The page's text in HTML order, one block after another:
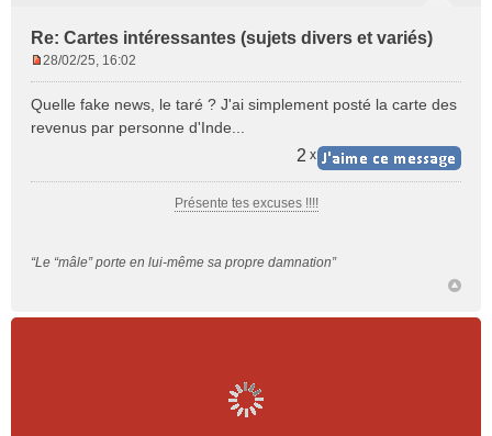
Re: Cartes intéressantes (sujets divers et variés)
s
s
l
28/02/25, 16:02
Quelle fake news, le taré ? J'ai simplement posté la carte des
revenus par personne d'Inde...
2 x
Présente tes excuses !!!!
“Le “mâle” porte en lui-même sa propre damnation”